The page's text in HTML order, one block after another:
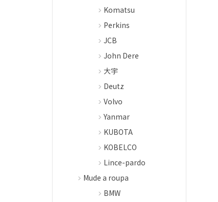
Komatsu
Perkins
JCB
John Dere
大宇
Deutz
Volvo
Yanmar
KUBOTA
KOBELCO
Lince-pardo
Mude a roupa
BMW